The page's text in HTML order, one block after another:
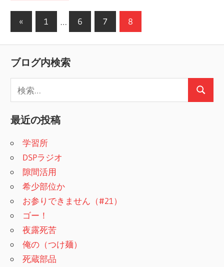
投
稿
の
ペ
ジ
送
り
«
事
1 … 6 7 8
ブログ内検索
検
索
:
検
最近の投稿
学習所
DSPラジオ
隙間活用
希少部位か
お参りできません（#21）
ゴー！
夜露死苦
俺の（つけ麺）
死蔵部品